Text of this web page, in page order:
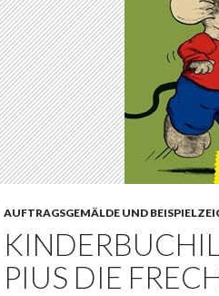
AUFTRAGSGEMÄLDE UND
PIUS DIE